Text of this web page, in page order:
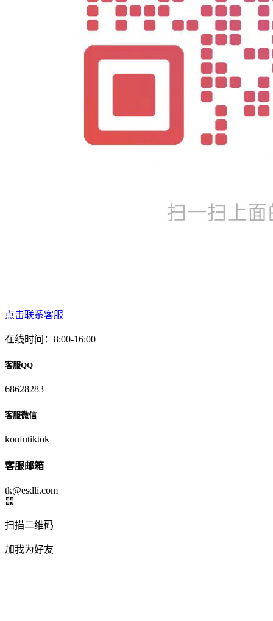
点击联系客服
在线时间：8:00-16:00
客服QQ
68628283
客服微信
konfutiktok
客服邮箱
tk@esdli.com
扫描二维码
加我为好友